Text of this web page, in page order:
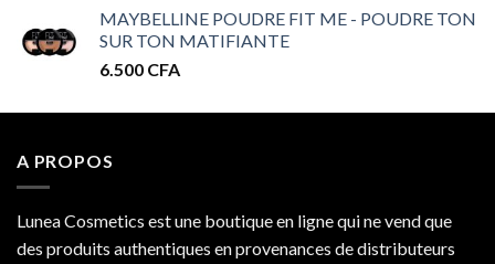
prix :
MAYBELLINE POUDRE FIT ME - POUDRE TON
SUR TON MATIFIANTE
6.500 CFA
A PROPOS
Lunea Cosmetics est une boutique en ligne qui ne vend que
des produits authentiques en provenances de distributeurs